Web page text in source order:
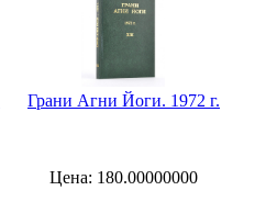
Грани Агни Йоги. 1972 г.
Цена: 180.00000000